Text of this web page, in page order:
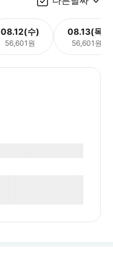
08.12(수)
56,601원
08.13(목)
56,601원